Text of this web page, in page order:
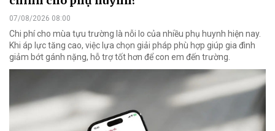
07/08/2026 08:00
Chi phí cho mùa tựu trường là nỗi lo của nhiều phụ huynh hiện nay.
Khi áp lực tăng cao, việc lựa chọn giải pháp phù hợp giúp gia đình
giảm bớt gánh nặng, hỗ trợ tốt hơn để con em đến trường.